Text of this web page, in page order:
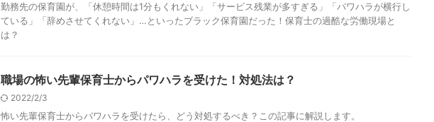
勤務先の保育園が、「休憩時間は1分もくれない」「サービス残業が多すぎる」「パワハラが横行し
ている」「辞めさせてくれない」…といったブラック保育園だった！保育士の過酷な労働現場と
は？
職場の怖い先輩保育士からパワハラを受けた！対処法は？
2022/2/3
怖い先輩保育士からパワハラを受けたら、どう対処するべき？この記事に解説します。